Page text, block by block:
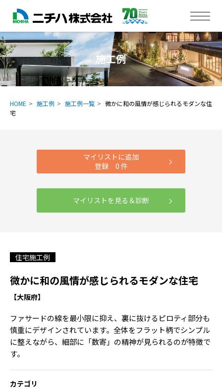
施工例
HOME 施工例 施工例一覧
微かに和の風情が感じられるモダンな住
宅
マイリストに追加
登録 0 件
マイリストを見る＆診断
住宅施工例
微かに和の風情が感じられるモダンな住宅
【大阪府】
ファサードの線を最小限に抑え、裏に抜けるピロティ部分も
慎重にデザインされています。全体をフラット柄でシンプル
に整えながら、細部に「数寄」の精神が見られるのが特徴で
す。
カテゴリ